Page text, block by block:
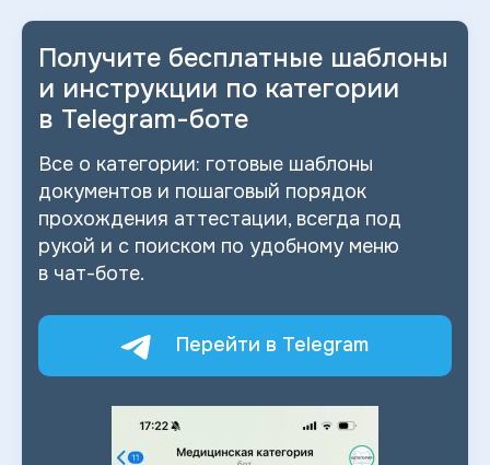
Получите бесплатные шаблоны
и инструкции по категории
в Telegram-боте
Все о категории: готовые шаблоны
документов и пошаговый порядок
прохождения аттестации, всегда под
рукой и с поиском по удобному меню
в чат-боте.
Перейти в Telegram